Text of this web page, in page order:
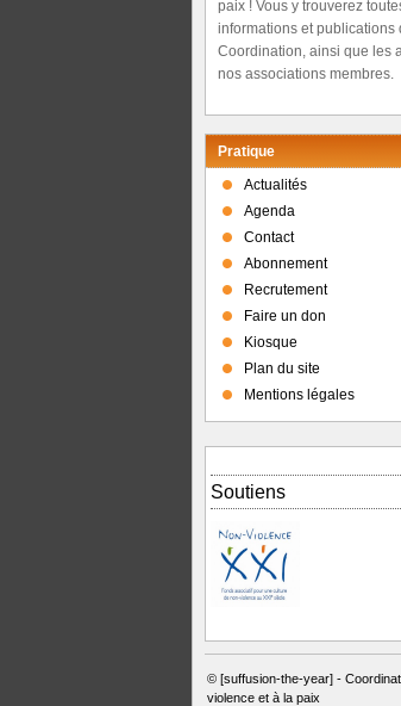
paix ! Vous y trouverez
informations et publications
Coordination, ainsi que les
nos associations membres.
Pratique
Actualités
Agenda
Contact
Abonnement
Recrutement
Faire un don
Kiosque
Plan du site
Mentions légales
Soutiens
© [suffusion-the-year] -
violence et à la paix